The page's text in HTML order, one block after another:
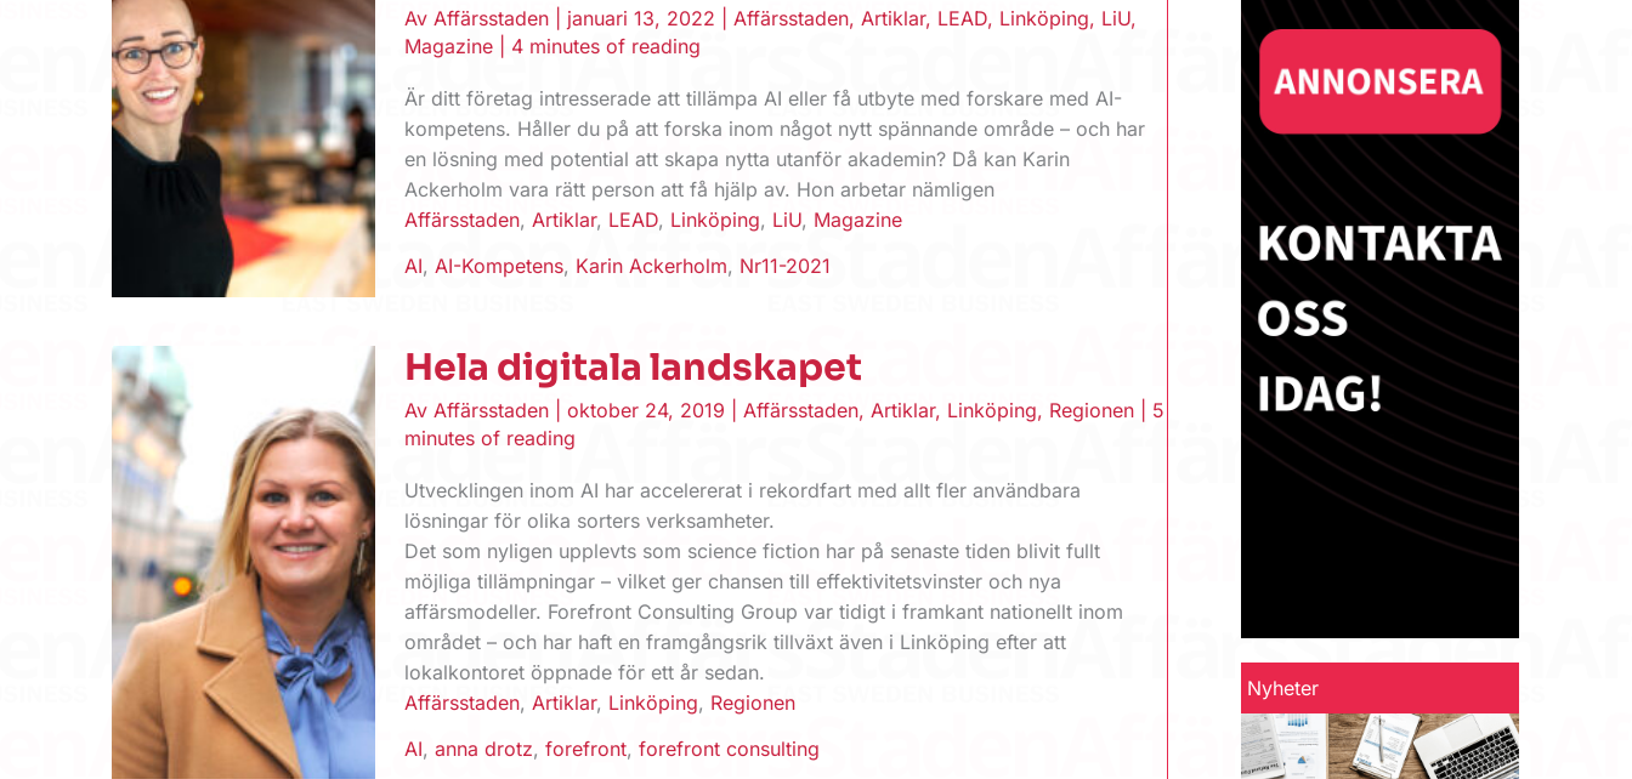
Av Affärsstaden januari 13, 2022 Affärsstaden, Artiklar, LEAD, Linköping, LiU,
Magazine
4 minutes of reading
Är ditt företag intresserade att tillämpa AI eller få utbyte med forskare med AI-
kompetens. Håller du på att forska inom något nytt spännande område – och har
en lösning med potential att skapa nytta utanför akademin? Då kan Karin
Ackerholm vara rätt person att få hjälp av. Hon arbetar nämligen
Affärsstaden,Artiklar, LEAD, Linköping, LiU, Magazine
AI, AI-Kompetens, Karin Ackerholm, Nr11-2021
Hela digitala landskapet
Av Affärsstaden |oktober 24, 2019 Affärsstaden, Artiklar, Linköping, Regionen
5
minutes of reading
Utvecklingen inom AI har accelererat i rekordfart med allt fler användbara
lösningar för olika sorters verksamheter.
Det som nyligen upplevts som science fiction har på senaste tiden blivit fullt
möjliga tillämpningar – vilket ger chansen till effektivitetsvinster och nya
affärsmodeller. Forefront Consulting Group var tidigt i framkant nationellt inom
området – och har haft en framgångsrik tillväxt även i Linköping efter att
lokalkontoret öppnade för ett år sedan.
Affärsstaden, Artiklar, Linköping, Regionen
AI,anna drotz,forefront,forefront consulting
Nyheter